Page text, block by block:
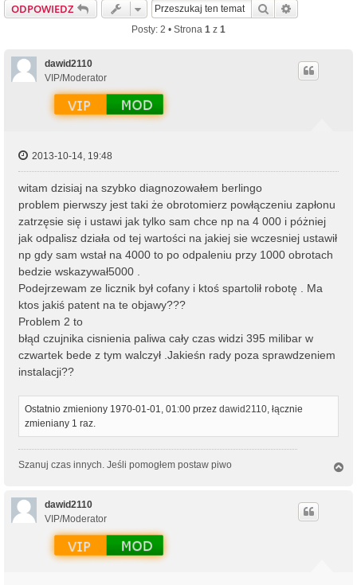
ODPOWIEDZ Szukaj
Posty: 2 • Strona 1 z 1
dawid2110
VIP/Moderator
2013-10-14, 19:48
witam dzisiaj na szybko diagnozowałem berlingo
problem pierwszy jest taki że obrotomierz powłączeniu zapłonu
zatrzęsie się i ustawi jak tylko sam chce np na 4 000 i póżniej
jak odpalisz działa od tej wartości na jakiej sie wczesniej ustawił
np gdy sam wstał na 4000 to po odpaleniu przy 1000 obrotach
bedzie wskazywał5000 .
Podejrzewam ze licznik był cofany i ktoś spartolił robotę . Ma
ktos jakiś patent na te objawy???
Problem 2 to
błąd czujnika cisnienia paliwa cały czas widzi 395 milibar w
czwartek bede z tym walczył .Jakieśn rady poza sprawdzeniem
instalacji??
Ostatnio zmieniony 1970-01-01, 01:00 przez dawid2110, łącznie
zmieniany 1 raz.
Szanuj czas innych. Jeśli pomogłem postaw piwo
dawid2110
VIP/Moderator